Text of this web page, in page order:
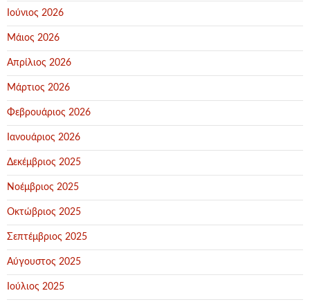
Ιούνιος 2026
Μάιος 2026
Απρίλιος 2026
Μάρτιος 2026
Φεβρουάριος 2026
Ιανουάριος 2026
Δεκέμβριος 2025
Νοέμβριος 2025
Οκτώβριος 2025
Σεπτέμβριος 2025
Αύγουστος 2025
Ιούλιος 2025